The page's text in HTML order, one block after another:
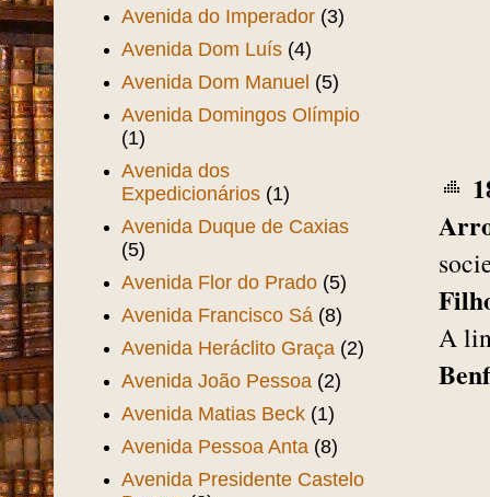
A
Avenida do Imperador (3)
Avenida Dom Luís (4)
Avenida Dom Manuel (5)
Avenida Domingos Olímpio
(1)
Avenida dos
Expedicionários (1)
Avenida Duque de Caxias
(5)
Avenida Flor do Prado (5)
Avenida Francisco Sá (8)
Avenida Heráclito Graça (2)
Avenida João Pessoa (2)
Avenida Matias Beck (1)
Avenida Pessoa Anta (8)
Avenida Presidente Castelo